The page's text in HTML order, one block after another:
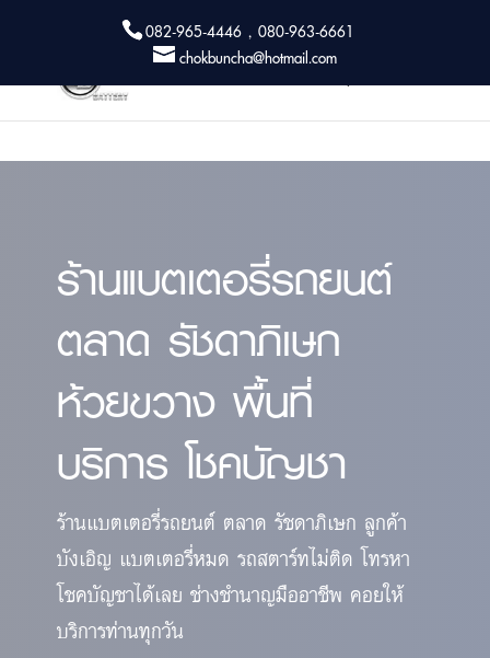
082-965-4446 , 080-963-6661
chokbuncha@hotmail.com
ร้านแบตเตอรี่รถยนต์
ตลาด รัชดาภิเษก
ห้วยขวาง พื้นที่
บริการ โชคบัญชา
ร้านแบตเตอรี่รถยนต์ ตลาด รัชดาภิเษก ลูกค้า
บังเอิญ แบตเตอรี่หมด รถสตาร์ทไม่ติด โทรหา
โชคบัญชาได้เลย ช่างชำนาญมืออาชีพ คอยให้
บริการท่านทุกวัน